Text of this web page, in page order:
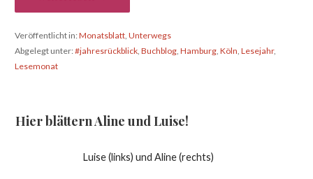
Veröffentlicht in:Monatsblatt, Unterwegs
Abgelegt unter:#jahresrückblick, Buchblog, Hamburg, Köln Lesejahr,
Lesemonat
Hier blättern Aline und Luise!
Luise (links) und Aline (rechts)